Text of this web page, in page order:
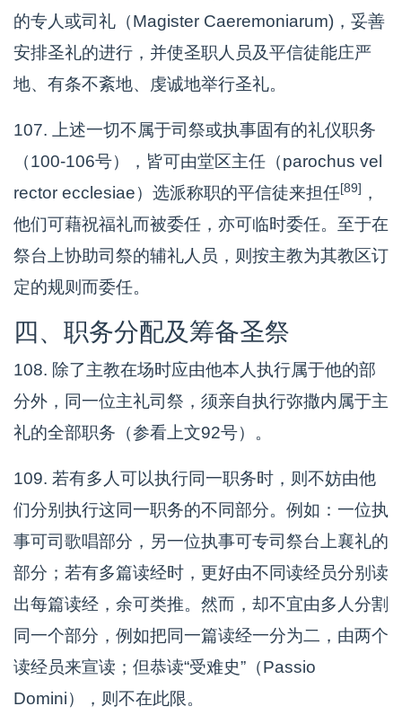
的专人或司礼（Magister Caeremoniarum)，妥善
安排圣礼的进行，并使圣职人员及平信徒能庄严
地、有条不紊地、虔诚地举行圣礼。
107. 上述一切不属于司祭或执事固有的礼仪职务
（100-106号），皆可由堂区主任（parochus vel
rector ecclesiae）选派称职的平信徒来担任[89] ，
他们可藉祝福礼而被委任，亦可临时委任。至于在
祭台上协助司祭的辅礼人员，则按主教为其教区订
定的规则而委任。
四、职务分配及筹备圣祭
108. 除了主教在场时应由他本人执行属于他的部
分外，同一位主礼司祭，须亲自执行弥撒内属于主
礼的全部职务（参看上文92号）。
109. 若有多人可以执行同一职务时，则不妨由他
们分别执行这同一职务的不同部分。例如：一位执
事可司歌唱部分，另一位执事可专司祭台上襄礼的
部分；若有多篇读经时，更好由不同读经员分别读
出每篇读经，余可类推。然而，却不宜由多人分割
同一个部分，例如把同一篇读经一分为二，由两个
读经员来宣读；但恭读“受难史”（Passio
Domini），则不在此限。